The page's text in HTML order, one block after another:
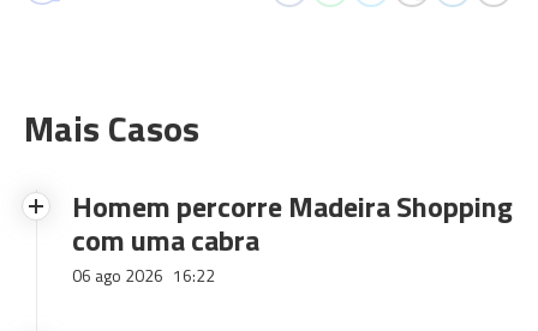
Mais Casos
Homem percorre Madeira Shopping
com uma cabra
06 ago 2026 16:22